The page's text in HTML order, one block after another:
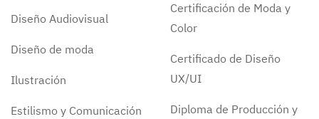
Diseño Audiovisual
Diseño de moda
Ilustración
Estilismo y Comunicación
Certificación de Moda y
Color
Certificado de Diseño
UX/UI
Diploma de Producción y